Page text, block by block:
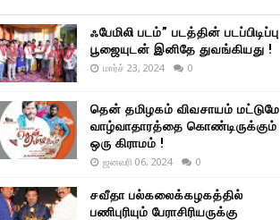
ஃபேமிலி படம்” படத்தின் படப்பிடிப்பு
பூஜையுடன் இனிதே துவங்கியது !
மார்ச் 23, 2024 0
தென் தமிழகம் விவசாயம் மட்டுமே
வாழ்வாதாரத்தை கொண்டிருக்கும்
ஒரு கிராமம் !
ஜனவரி 06, 2024 0
சவீதா பல்கலைக்கழகத்தில்
பணிபுரியும் பேராசிரியருக்கு